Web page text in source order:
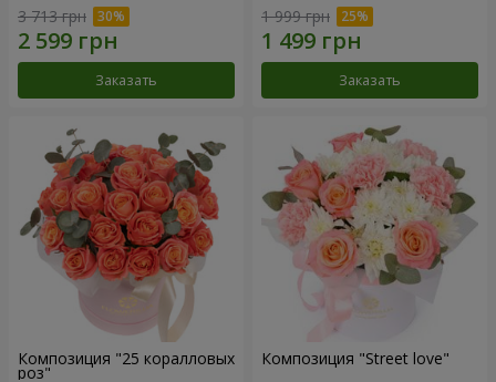
3 713 грн
Заказать
1 999 грн
Заказать
Композиция "25 коралловых
роз"
Композиция "Street love"